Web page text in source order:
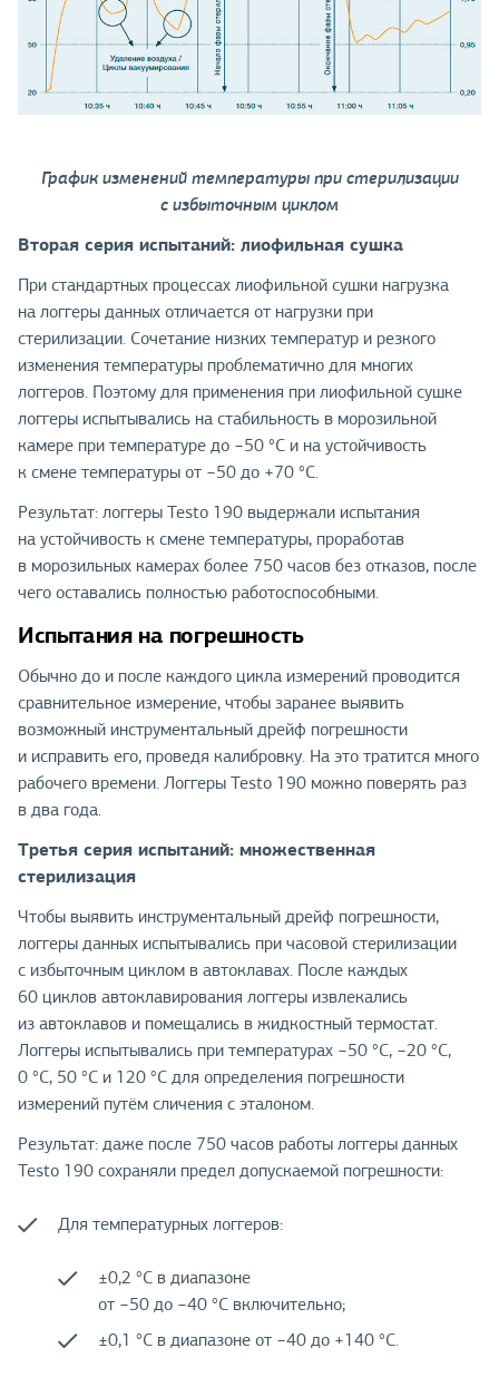
График изменений температуры при стерилизации
с избыточным циклом
Вторая серия испытаний: лиофильная сушка
При стандартных процессах лиофильной сушки нагрузка
на логгеры данных отличается от нагрузки при
стерилизации. Сочетание низких температур и резкого
изменения температуры проблематично для многих
логгеров. Поэтому для применения при лиофильной сушке
логгеры испытывались на стабильность в морозильной
камере при температуре до −50 °C и на устойчивость
к смене температуры от −50 до +70 °C.
Результат: логгеры Testo 190 выдержали испытания
на устойчивость к смене температуры, проработав
в морозильных камерах более 750 часов без отказов, после
чего оставались полностью работоспособными.
Испытания на погрешность
Обычно до и после каждого цикла измерений проводится
сравнительное измерение, чтобы заранее выявить
возможный инструментальный дрейф погрешности
и исправить его, проведя калибровку. На это тратится много
рабочего времени. Логгеры Testo 190 можно поверять раз
в два года.
Третья серия испытаний: множественная
стерилизация
Чтобы выявить инструментальный дрейф погрешности,
логгеры данных испытывались при часовой стерилизации
с избыточным циклом в автоклавах. После каждых
60 циклов автоклавирования логгеры извлекались
из автоклавов и помещались в жидкостный термостат.
Логгеры испытывались при температурах −50 °C, −20 °C,
0 °C, 50 °C и 120 °C для определения погрешности
измерений путём сличения с эталоном.
Результат: даже после 750 часов работы логгеры данных
Testo 190 сохраняли предел допускаемой погрешности:
Для температурных логгеров:
±0,2 °C в диапазоне
от −50 до −40 °C включительно;
±0,1 °C в диапазоне от −40 до +140 °C.